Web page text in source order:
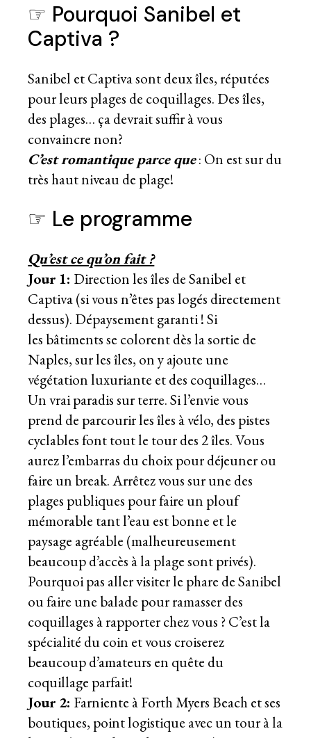
☞ Pourquoi Sanibel et
Captiva ?
Sanibel et Captiva sont deux îles, réputées
pour leurs plages de coquillages. Des îles,
des plages… ça devrait suffir à vous
convaincre non?
C’est romantique parce que: On est sur du
très haut niveau de plage!
☞ Le programme
Qu’est ce qu’on fait ?
Jour 1: Direction les îles de Sanibel et
Captiva (si vous n’êtes pas logés directement
dessus). Dépaysement garanti ! Si
les bâtiments se colorent dès la sortie de
Naples, sur les îles, on y ajoute une
végétation luxuriante et des coquillages…
Un vrai paradis sur terre. Si l’envie vous
prend de parcourir les îles à vélo, des pistes
cyclables font tout le tour des 2 îles. Vous
aurez l’embarras du choix pour déjeuner ou
faire un break. Arrêtez vous sur une des
plages publiques pour faire un plouf
mémorable tant l’eau est bonne et le
paysage agréable (malheureusement
beaucoup d’accès à la plage sont privés).
Pourquoi pas aller visiter le phare de Sanibel
ou faire une balade pour ramasser des
coquillages à rapporter chez vous ? C’est la
spécialité du coin et vous croiserez
beaucoup d’amateurs en quête du
coquillage parfait!
Jour 2: Farniente à Forth Myers Beach et ses
boutiques, point logistique avec un tour à la